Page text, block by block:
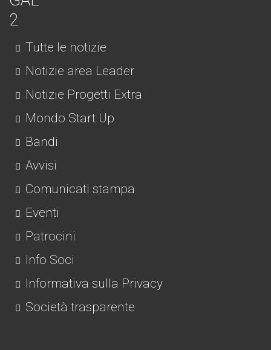
Tutte le notizie
Notizie area Leader
Notizie Progetti Extra
Mondo Start Up
Bandi
Avvisi
Comunicati stampa
Eventi
Patrocini
Info Soci
Informativa sulla Privacy
Società trasparente